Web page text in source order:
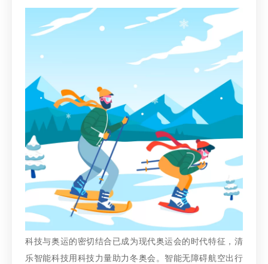
科技与奥运的密切结合已成为现代奥运会的时代特征，清
乐智能科技用科技力量助力冬奥会。智能无障碍航空出行